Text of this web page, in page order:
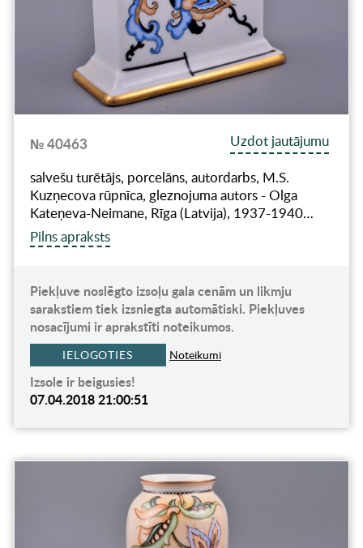
№ 40463
Uzdot jautājumu
salvešu turētājs, porcelāns, autordarbs, M.S.
Kuzņecova rūpnīca, gleznojuma autors - Olga
Kateņeva-Neimane, Rīga (Latvija), 1937-1940…
Pilns apraksts
Piekļuve noslēgto izsoļu gala cenām un likmju
sarakstiem tiek izsniegta automātiski. Piekļuves
nosacījumi ir aprakstīti noteikumos.
IELOGOTIES Noteikumi
Izsole ir beigusies!
07.04.2018 21:00:51